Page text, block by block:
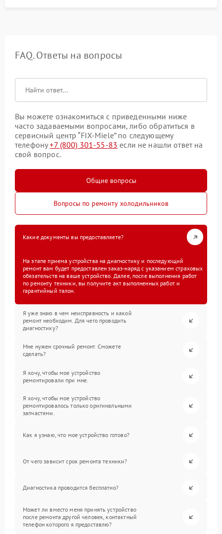
FAQ. Ответы на вопросы
Вы можете ознакомиться с приведенными ниже
часто задаваемыми вопросами, либо обратиться в
сервисный центр “FIX-Miele” по следующему
телефону+7 (800) 301-55-83 если не нашли ответ на
свой вопрос.
Общие вопросы
Вопросы по ремонту холодильников
Какие документы вы предоставляете?
На этапе приема устройства на диагностику и последующий
ремонт вам будет предоставлен заказ-наряд с указанием страховых
обязательств на ваше устройство. Далее, после выполнения работ
по ремонту техники, вы получите акт выполненных работ и
гарантийный талон.
Я уже знаю в чем неисправность и какой
ремонт необходим. Для чего проводить
диагностику?
Мне нужен срочный ремонт. Сможете
сделать?
Я хочу, чтобы мое устройство
ремонтировали при мне.
Я хочу, чтобы мое устройство
ремонтировалось только оригинальными
запчастями.
Как я узнаю, что мое устройство готово?
От чего зависит срок ремонта техники?
Диагностика проводится бесплатно?
Может ли вместо меня принять устройство
после ремонта другой человек, контактный
телефон которого я предоставлю?